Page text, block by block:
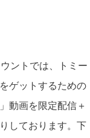
ントでは、トミー
ゲットするための
動画を限定配信＋
しております。下